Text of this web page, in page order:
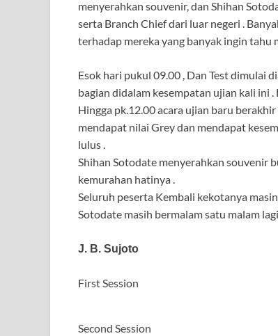
menyerahkan souvenir, dan Shihan
serta Branch Chief dari luar negeri .
terhadap mereka yang banyak ingin tahu
Esok hari pukul 09.00 , Dan Test dimulai
bagian didalam kesempatan ujian kali ini
Hingga pk.12.00 acara ujian baru
mendapat nilai Grey dan mendapat
lulus .
Shihan Sotodate menyerahkan souvenir
kemurahan hatinya .
Seluruh peserta Kembali kekotanya
Sotodate masih bermalam satu malam
J. B. Sujoto
First Session
Second Session